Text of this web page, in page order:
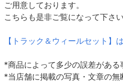
ご用意しております。
こちらも是非ご覧になって下さい
【トラック＆ウィールセット】
*商品によって多少の誤差がある
*当店舗に掲載の写真・文章の無